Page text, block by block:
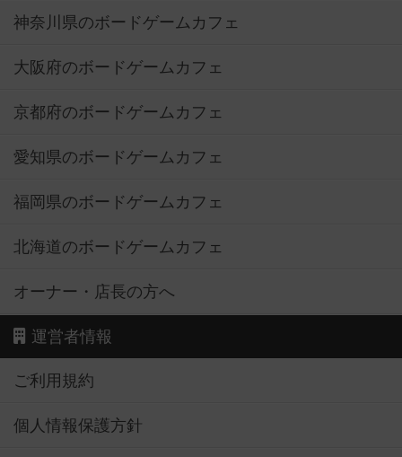
神奈川県のボードゲームカフェ
大阪府のボードゲームカフェ
京都府のボードゲームカフェ
愛知県のボードゲームカフェ
福岡県のボードゲームカフェ
北海道のボードゲームカフェ
オーナー・店長の方へ
運営者情報
ご利用規約
個人情報保護方針